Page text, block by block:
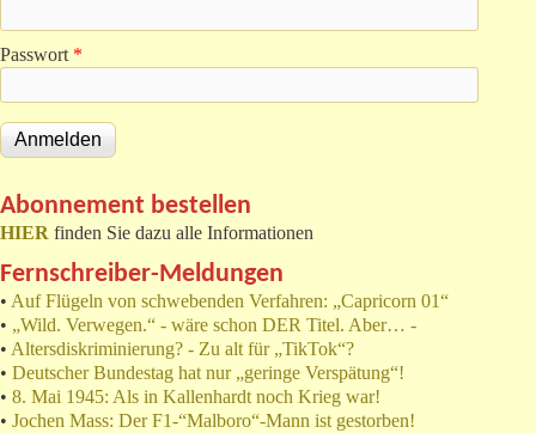
Passwort *
Abonnement bestellen
HIER finden Sie dazu alle Informationen
Fernschreiber-Meldungen
• Auf Flügeln von schwebenden Verfahren: „Capricorn 01“
• „Wild. Verwegen.“ - wäre schon DER Titel. Aber… -
• Altersdiskriminierung? - Zu alt für „TikTok“?
• Deutscher Bundestag hat nur „geringe Verspätung“!
• 8. Mai 1945: Als in Kallenhardt noch Krieg war!
• Jochen Mass: Der F1-“Malboro“-Mann ist gestorben!